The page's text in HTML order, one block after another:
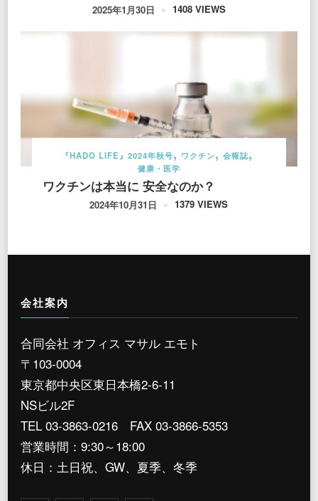
2025年1月30日 1408 VIEWS
『HADO LIFE』2024年秋号 ワクチン
会報誌
健康・医学
ワクチンは本当に 安全なのか？
2024年10月31日 1379 VIEWS
会社案内
合同会社 オフィス マサル エモト
〒103-0004
東京都中央区東日本橋2-6-11
NSビル2F
TEL 03-3863-0216 FAX 03-3866-5353
営業時間：9:30～18:00
休日：土日祝、GW、夏季、冬季